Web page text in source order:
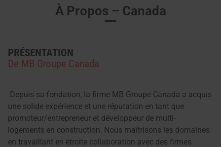
À Propos – Canada
PRÉSENTATION
De MB Groupe Canada
Depuis sa fondation, la firme MB Groupe Canada a acquis
une solide expérience et une réputation en tant que
promoteur/entrepreneur et développeur de multi-
logements en construction. Nous maîtrisons les domaines
en travaillant en étroite collaboration avec des firmes